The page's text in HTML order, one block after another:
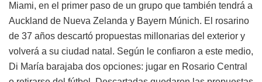
Miami, en el primer paso de un grupo que también tendrá a
Auckland de Nueva Zelanda y Bayern Múnich. El rosarino
de 37 años descartó propuestas millonarias del exterior y
volverá a su ciudad natal. Según le confiaron a este medio,
Di María barajaba dos opciones: jugar en Rosario Central